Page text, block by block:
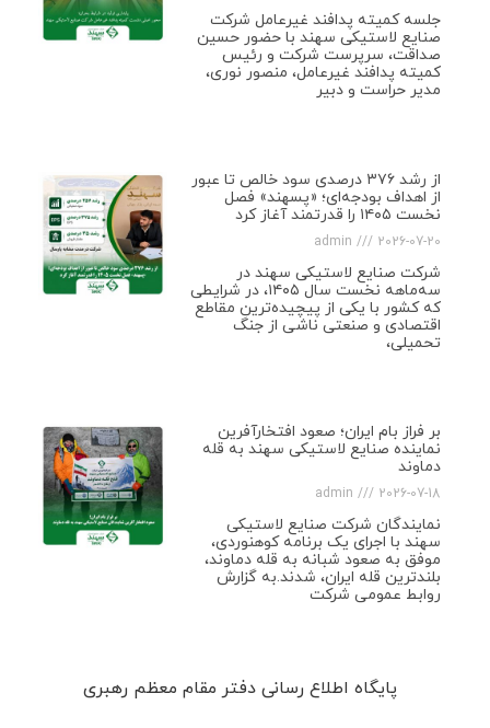
جلسه کمیته پدافند غیرعامل شرکت
صنایع لاستیکی سهند با حضور حسین
صداقت، سرپرست شرکت و رئیس
کمیته پدافند غیرعامل، منصور نوری،
مدیر حراست و دبیر
از رشد ۳۷۶ درصدی سود خالص تا عبور
از اهداف بودجه‌ای؛ «پسهند» فصل
نخست ۱۴۰۵ را قدرتمند آغاز کرد
admin 2026-07-20
شرکت صنایع لاستیکی سهند در
سه‌ماهه نخست سال ۱۴۰۵، در شرایطی
که کشور با یکی از پیچیده‌ترین مقاطع
اقتصادی و صنعتی ناشی از جنگ
تحمیلی،
بر فراز بام ایران؛ صعود افتخارآفرین
نماینده صنایع لاستیکی سهند به قله
دماوند
admin 2026-07-18
نمایندگان شرکت صنایع لاستیکی
سهند با اجرای یک برنامه کوهنوردی،
موفق به صعود شبانه به قله دماوند،
بلندترین قله ایران، شدند.به گزارش
روابط عمومی شرکت
پایگاه اطلاع رسانی دفتر مقام معظم رهبری